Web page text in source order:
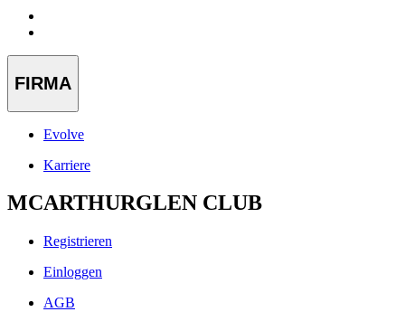
FIRMA
Evolve
Karriere
MCARTHURGLEN CLUB
Registrieren
Einloggen
AGB